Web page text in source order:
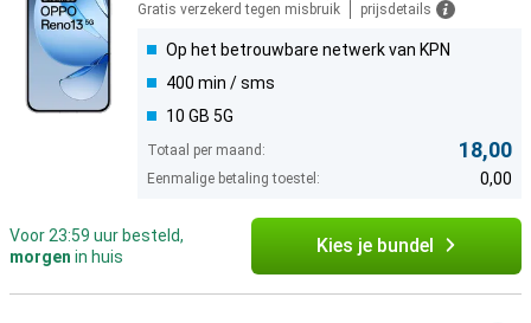
Gratis verzekerd tegen misbruik
prijsdetails
Op het betrouwbare netwerk van KPN
400 min / sms
10 GB 5G
Totaal per maand: 18,00
Eenmalige betaling toestel: 0,00
Voor 23:59 uur besteld,
morgen in huis Kies je bundel